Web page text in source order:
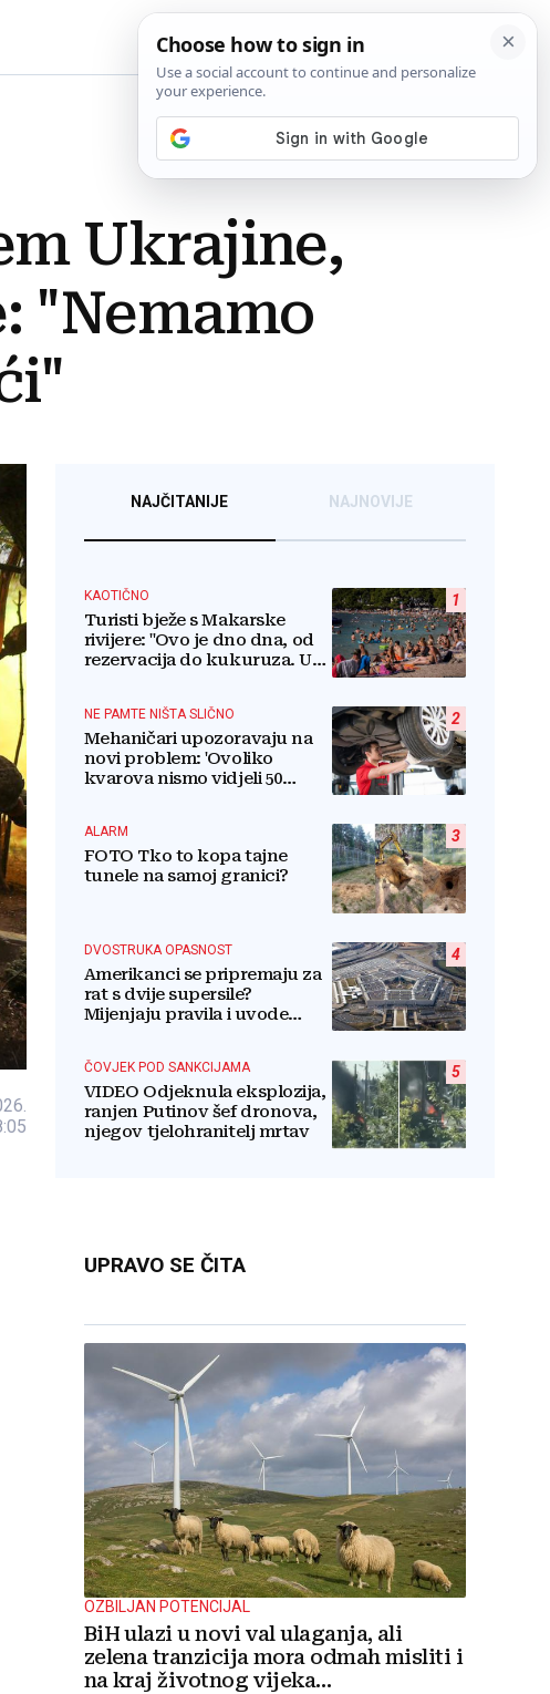
Ukrajine,
"Nemamo
NAJČITANIJE NAJNOVIJE
1
KAOTIČNO
Turisti bježe s Makarske
rivijere: "Ovo je dno dna, od
rezervacija do kukuruza. U
2
NE PAMTE NIŠTA SLIČNO
Mehaničari upozoravaju na
novi problem: 'Ovoliko
kvarova nismo vidjeli 50
3
ALARM
FOTO Tko to kopa tajne
tunele na samoj granici?
4
DVOSTRUKA OPASNOST
Amerikanci se pripremaju za
rat s dvije supersile?
Mijenjaju pravila i uvode
5
ČOVJEK POD SANKCIJAMA
VIDEO Odjeknula eksplozija,
ranjen Putinov šef dronova,
njegov tjelohranitelj mrtav
UPRAVO SE ČITA
OZBILJAN POTENCIJAL
BiH ulazi u novi val ulaganja, ali
zelena tranzicija mora odmah misliti i
na kraj životnog vijeka